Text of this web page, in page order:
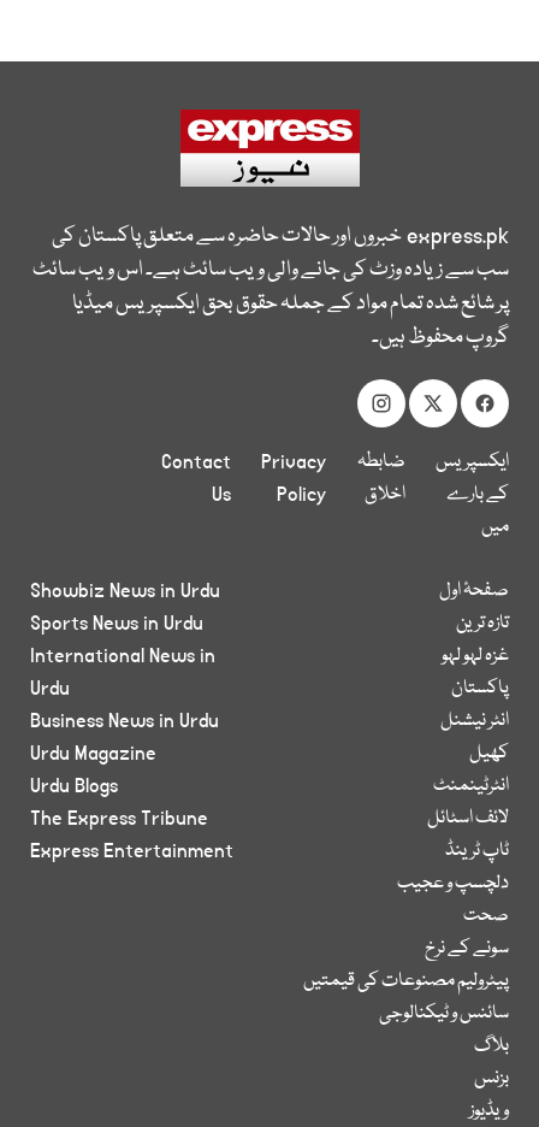
express.pkخبروں اور حالات حاضرہ سے متعلق پاکستان کی
سب سے زیادہ وزٹ کی جانے والی ویب سائٹ ہے۔ اس ویب سائٹ
پر شائع شدہ تمام مواد کے جملہ حقوق بحق ایکسپریس میڈیا
گروپ محفوظ ہیں۔
ایکسپریس
کے بارے
میں
ضابطہ
اخلاق
Privacy
Policy
Contact
Us
صفحۂ اول
تازہ ترین
غزہ لہو لہو
پاکستان
انٹر نیشنل
کھیل
انٹرٹینمنٹ
لائف اسٹائل
ٹاپ ٹرینڈ
دلچسپ و عجیب
صحت
سونے کے نرخ
پیٹرولیم مصنوعات کی قیمتیں
سائنس و ٹیکنالوجی
بلاگ
بزنس
ویڈیوز
Showbiz News in Urdu
Sports News in Urdu
International News in
Urdu
Business News in Urdu
Urdu Magazine
Urdu Blogs
The Express Tribune
Express Entertainment